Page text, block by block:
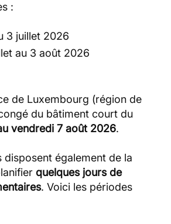
:
3 juillet 2026
au 3 août 2026
de Luxembourg (région de
du bâtiment court du
vendredi 7 août 2026.
disposent également de la
quelques jours de
. Voici les périodes